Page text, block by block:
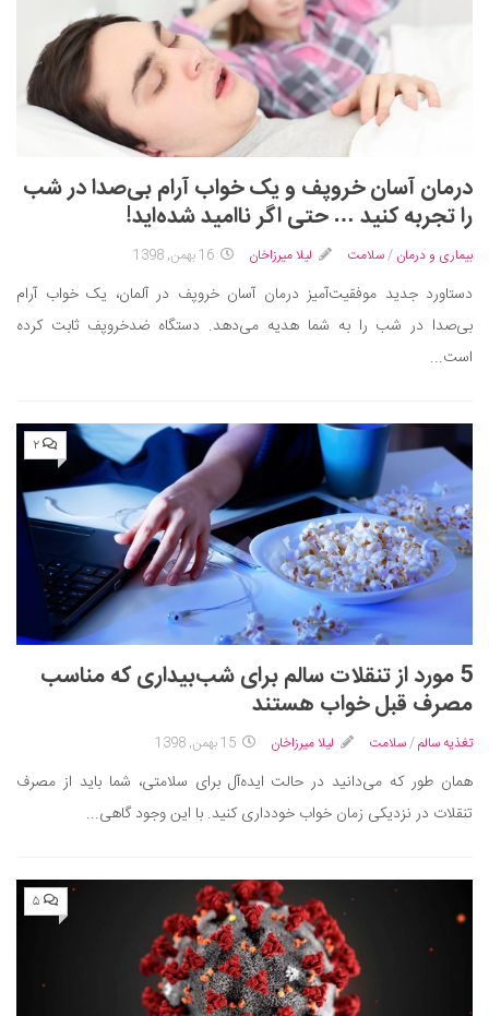
درمان آسان خروپف و یک خواب آرام بی‌صدا در شب
را تجربه کنید … حتی اگر ناامید شده‌اید!
بیماری و درمان /سلامت لیلا میرزاخان 16 بهمن, 1398
دستاورد جدید موفقیت‌آمیز درمان آسان خروپف در آلمان، یک خواب آرام
بی‌صدا در شب را به شما هدیه می‌دهد. دستگاه ضدخروپف ثابت کرده
است...
۲
5 مورد از تنقلات سالم برای شب‌بیداری که مناسب
مصرف قبل خواب هستند
تغذیه سالم/سلامت لیلا میرزاخان 15 بهمن, 1398
همان طور که می‌دانید در حالت ایده‌آل برای سلامتی، شما باید از مصرف
تنقلات در نزدیکی زمان خواب خودداری کنید. با این وجود گاهی...
۵